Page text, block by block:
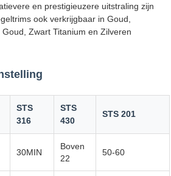
en prestigieuzere uitstraling zijn
ook verkrijgbaar in Goud,
Zwart Titanium en Zilveren
STS
316
STS
430
STS 201
30MIN
Boven
22
50-60